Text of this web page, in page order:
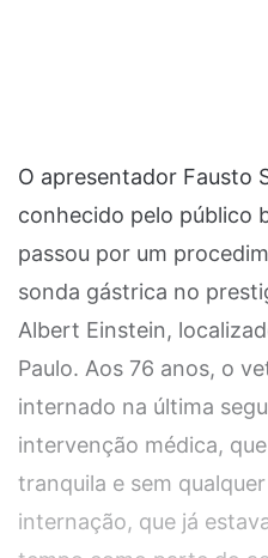
O apresentador Fausto
conhecido pelo público
passou por um
sonda gástrica no
Albert Einstein,
Paulo. Aos 76 anos, o
internado na última
intervenção médica,
tranquila e sem
internação, que já